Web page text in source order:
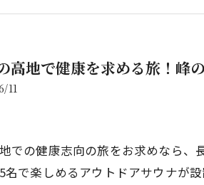
高地で健康を求める旅！峰
11
での健康志向の旅をお求めなら、
名で楽しめるアウトドアサウナが